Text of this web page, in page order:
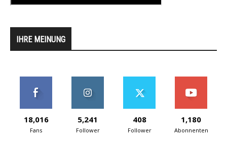
IHRE MEINUNG
18,016
Fans
5,241
Follower
408
Follower
1,180
Abonnenten